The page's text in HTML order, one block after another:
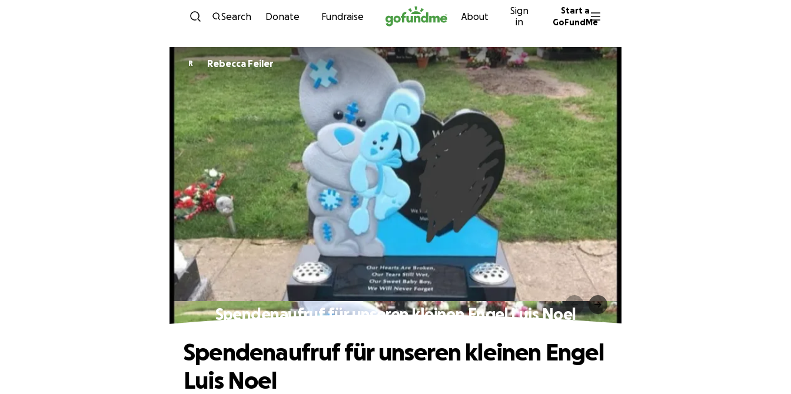
Skip to content
Search Donate Fundraise About
Sign
in
Start a
GoFundMe
R Rebecca Feiler
Spendenaufruf für unseren kleinen Engel Luis Noel
Spendenaufruf für unseren kleinen Engel
Luis Noel